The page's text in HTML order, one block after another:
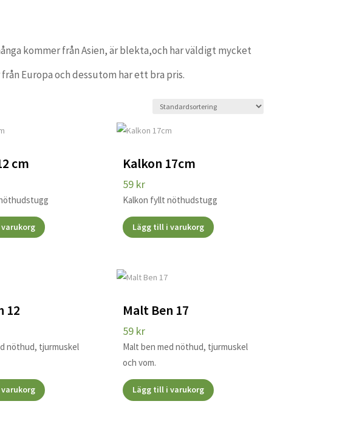
kommer från Asien, är blekta,och har väldigt mycket
Europa och dessutom har ett bra pris.
cm Kalkon 17cm
59 kr
Kalkon fyllt nöthudstugg
Lägg till i varukorg
12
nöthud, tjurmuskel
Malt Ben 17
59 kr
Malt ben med nöthud, tjurmuskel
och vom.
Lägg till i varukorg